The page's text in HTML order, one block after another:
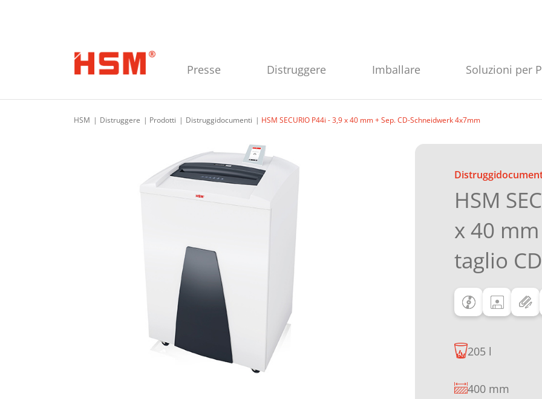
Presse Distruggere Imballare Soluzioni per
HSM Distruggere Prodotti Distruggidocumenti HSM SECURIO P44i - 3,9 x 40 mm + Sep. CD-Schneidwerk 4x7mm
HSM
x 40
taglio
205 l
400 mm